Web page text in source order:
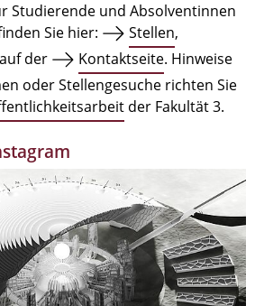
club
Downloads
Studierende und Absolventinnen
Sie hier:
Stellen,
der
Kontaktseite. Hinweise
oder Stellengesuche richten Sie
der Fakultät 3.